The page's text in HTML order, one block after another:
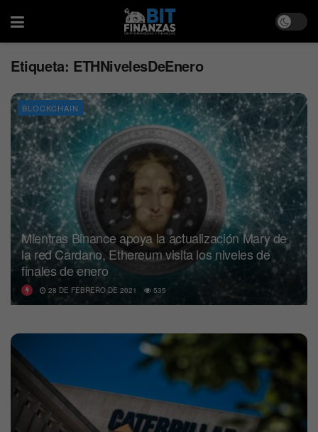
Etiqueta: ETHNivelesDeEnero
BLOCKCHAIN
Mientras Binance apoya la actualización Mary de
la red Cardano, Ethereum visita los niveles de
finales de enero
28 DE FEBRERO DE 2021 535